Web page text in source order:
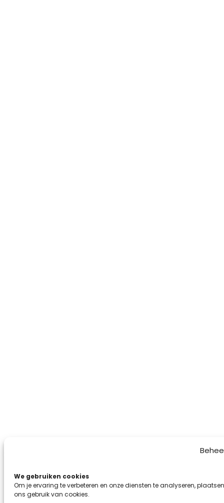
We gebruiken cookies
Om je ervaring te verbeteren en onze diensten te analyseren,
ons gebruik van cookies.